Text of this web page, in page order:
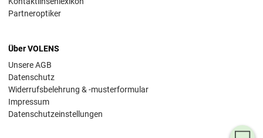
Partneroptiker
Über VOLENS
Unsere AGB
Datenschutz
Widerrufsbelehrung & -musterformular
Impressum
Datenschutzeinstellungen